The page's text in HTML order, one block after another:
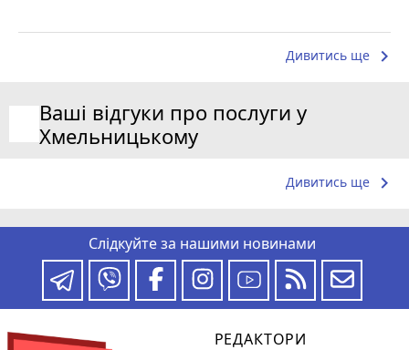
Дивитись ще keyboard_arrow_right
Ваші відгуки про послуги у
Хмельницькому
Дивитись ще keyboard_arrow_right
Слідкуйте за нашими новинами
РЕДАКТОРИ